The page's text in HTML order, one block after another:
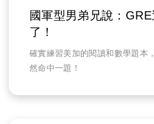
國軍型男弟兄說：
了！
確實練習美加的閱讀和數學題本
然命中一題！